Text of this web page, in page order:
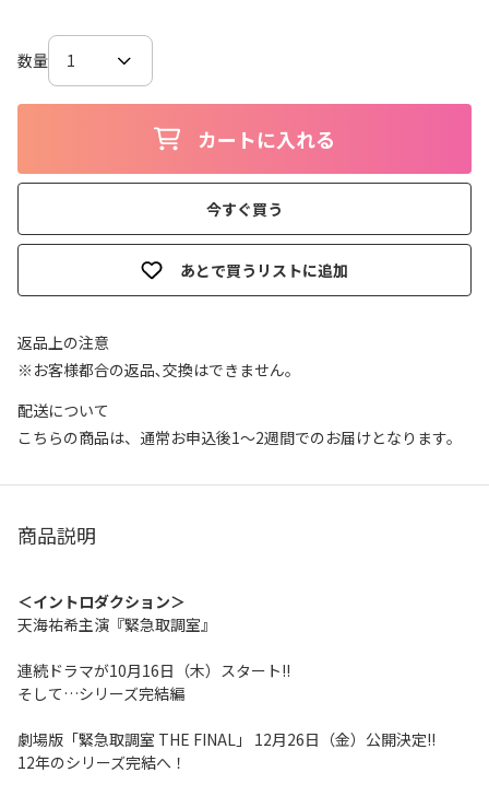
数量
カートに入れる
今すぐ買う
あとで買うリストに追加
返品上の注意
※お客様都合の返品､交換はできません｡
配送について
こちらの商品は、通常お申込後1～2週間でのお届けとなります。
商品説明
＜イントロダクション＞
天海祐希主演『緊急取調室』
連続ドラマが10月16日（木）スタート!!
そして…シリーズ完結編
劇場版「緊急取調室 THE FINAL」 12月26日（金）公開決定!!
12年のシリーズ完結へ！